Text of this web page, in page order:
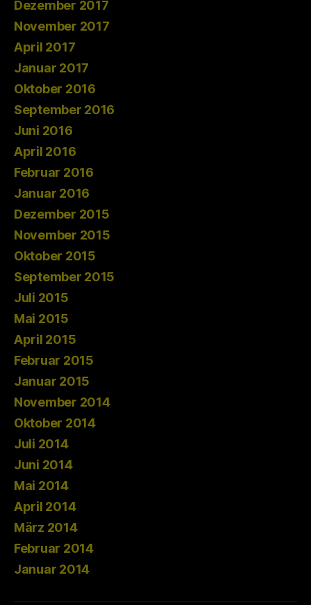
Dezember 2017
November 2017
April 2017
Januar 2017
Oktober 2016
September 2016
Juni 2016
April 2016
Februar 2016
Januar 2016
Dezember 2015
November 2015
Oktober 2015
September 2015
Juli 2015
Mai 2015
April 2015
Februar 2015
Januar 2015
November 2014
Oktober 2014
Juli 2014
Juni 2014
Mai 2014
April 2014
März 2014
Februar 2014
Januar 2014